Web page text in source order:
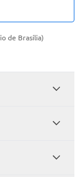
de Brasília)